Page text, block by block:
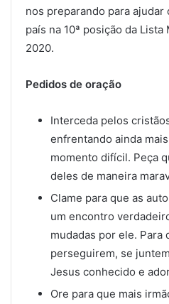
nos preparando para
país na 10ª posição da
2020.
Pedidos de oração
Interceda pelos
enfrentando ainda
momento difícil. Peça
deles de maneira
Clame para que as
um encontro
mudadas por ele. Para
perseguirem, se
Jesus conhecido e
Ore para que mais